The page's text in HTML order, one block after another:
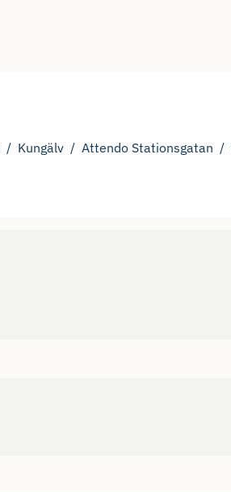
Kungälv Attendo Stationsgatan